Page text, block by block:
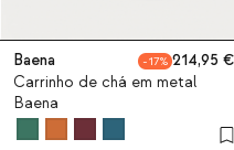
Baena 17
214,95
Carrinho de chá em metal
Baena